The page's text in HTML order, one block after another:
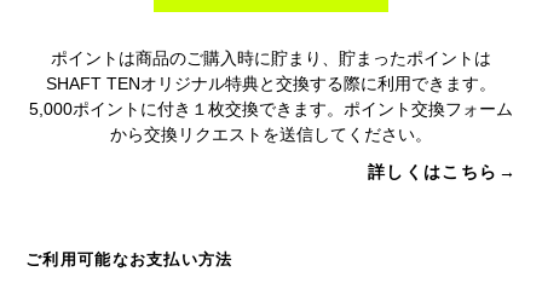
ポイントは商品のご購入時に貯まり、貯まったポイントは
SHAFT TENオリジナル特典と交換する際に利用できます。
5,000ポイントに付き１枚交換できます。ポイント交換フォーム
から交換リクエストを送信してください。
詳しくはこちら→
ご利用可能なお支払い方法